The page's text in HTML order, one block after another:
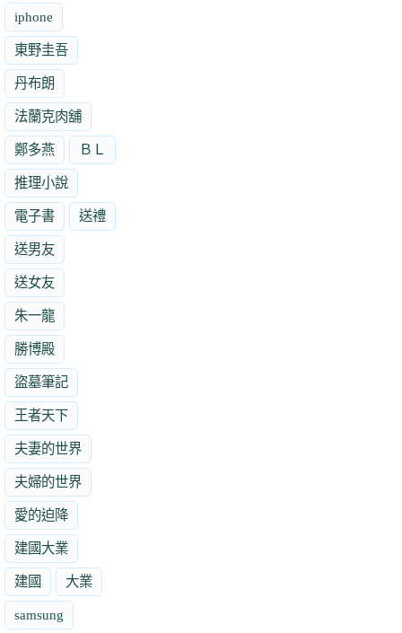
iphone
東野圭吾
丹布朗
法蘭克肉舖
鄭多燕 ＢＬ
推理小說
電子書 送禮
送男友
送女友
朱一龍
勝博殿
盜墓筆記
王者天下
夫妻的世界
夫婦的世界
愛的迫降
建國大業
建國 大業
samsung